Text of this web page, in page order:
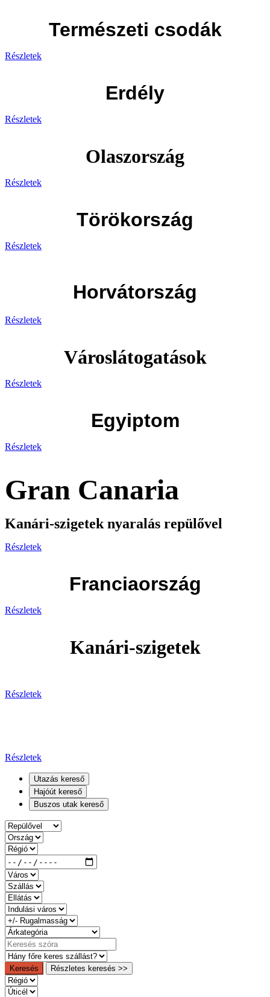
Természeti csodák
Részletek
Erdély
Részletek
Olaszország
Részletek
Törökország
Részletek
Horvátország
Részletek
Városlátogatások
Részletek
Egyiptom
Részletek
Gran Canaria
Kanári-szigetek nyaralás repülővel
Részletek
Franciaország
Részletek
Kanári-szigetek
Részletek
Részletek
Utazás kereső
Hajóút kereső
Buszos utak kereső
Keresés Részletes keresés >>